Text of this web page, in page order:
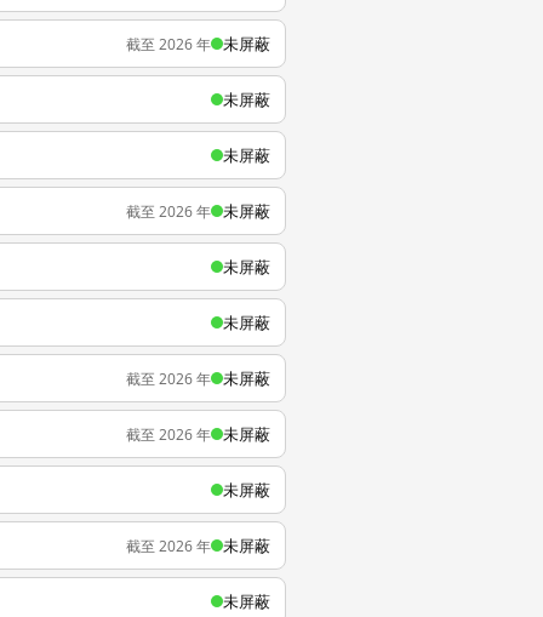
截至 2026 年 未屏蔽
未屏蔽
未屏蔽
截至 2026 年 未屏蔽
未屏蔽
未屏蔽
截至 2026 年 未屏蔽
截至 2026 年 未屏蔽
未屏蔽
截至 2026 年 未屏蔽
未屏蔽